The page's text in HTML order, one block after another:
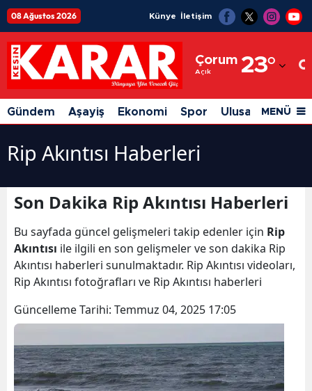
08 Ağustos 2026 Künye İletişim
Çorum
Açık 23°
Adıyaman
Afyonkarahisar
Ağrı
Ankara
Antalya
Artvin
Aydın
Bilecik
Bingöl
Bitlis
Gündem Aşayiş Ekonomi Spor Ulusal Siyaset
MENÜ
Rip Akıntısı Haberleri
Son Dakika Rip Akıntısı Haberleri
Bu sayfada güncel gelişmeleri takip edenler için Rip
Akıntısı ile ilgili en son gelişmeler ve son dakika Rip
Akıntısı haberleri sunulmaktadır. Rip Akıntısı videoları,
Rip Akıntısı fotoğrafları ve Rip Akıntısı haberleri
Güncelleme Tarihi: Temmuz 04, 2025 17:05